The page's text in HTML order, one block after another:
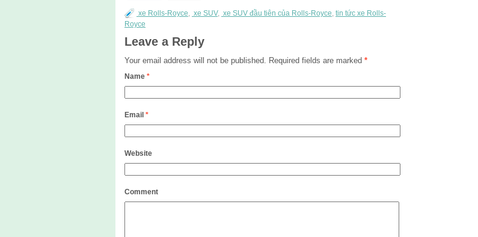
xe Rolls-Royce, xe SUV, xe SUV đầu tiên của Rolls-Royce, tin tức xe Rolls-
Royce
Leave a Reply
Your email address will not be published. Required fields are marked *
Name *
Email *
Website
Comment